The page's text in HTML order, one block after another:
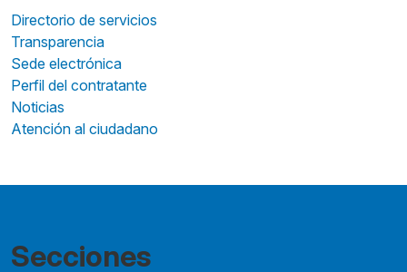
Directorio de servicios
Transparencia
Sede electrónica
Perfil del contratante
Noticias
Atención al ciudadano
Secciones